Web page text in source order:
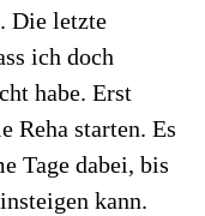
Die letzte
ich doch
habe. Erst
Reha starten. Es
Tage dabei, bis
kann.